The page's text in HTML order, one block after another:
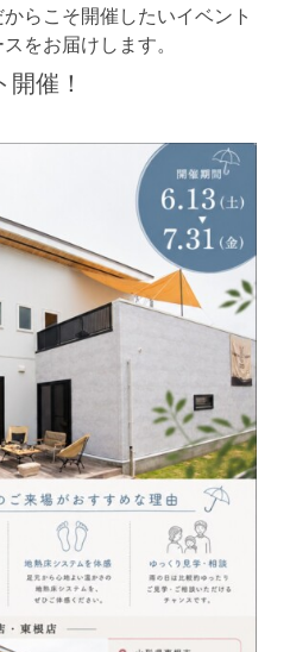
らこそ開催したいイベント
をお届けします。
催！